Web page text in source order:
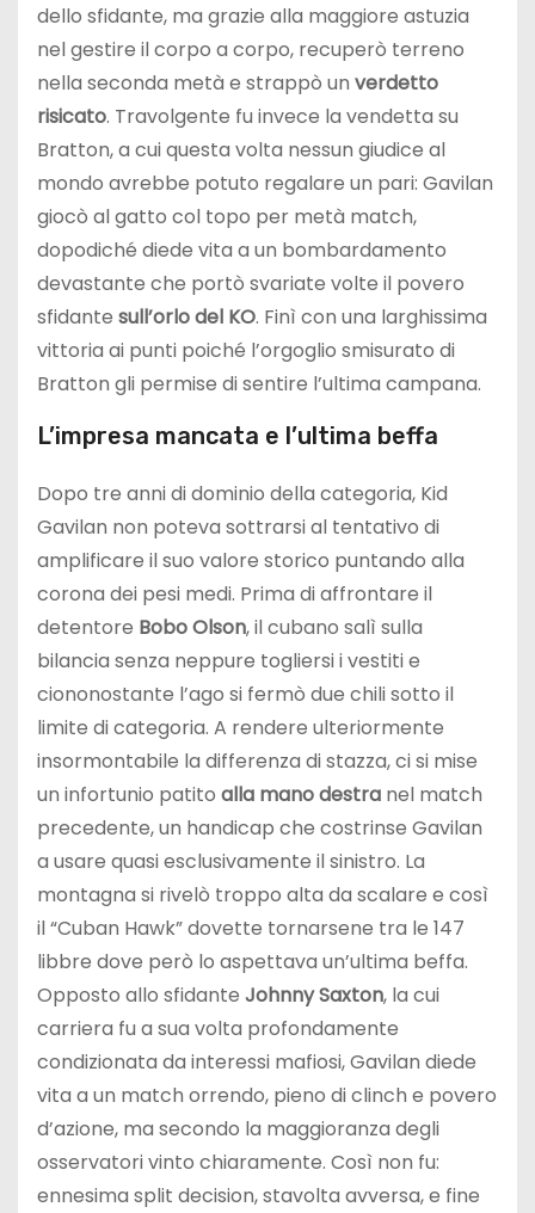
dello sfidante, ma grazie alla maggiore astuzia
nel gestire il corpo a corpo, recuperò terreno
nella seconda metà e strappò un verdetto
risicato. Travolgente fu invece la vendetta su
Bratton, a cui questa volta nessun giudice al
mondo avrebbe potuto regalare un pari: Gavilan
giocò al gatto col topo per metà match,
dopodiché diede vita a un bombardamento
devastante che portò svariate volte il povero
sfidante sull’orlo del KO. Finì con una larghissima
vittoria ai punti poiché l’orgoglio smisurato di
Bratton gli permise di sentire l’ultima campana.
L’impresa mancata e l’ultima beffa
Dopo tre anni di dominio della categoria, Kid
Gavilan non poteva sottrarsi al tentativo di
amplificare il suo valore storico puntando alla
corona dei pesi medi. Prima di affrontare il
detentore Bobo Olson, il cubano salì sulla
bilancia senza neppure togliersi i vestiti e
ciononostante l’ago si fermò due chili sotto il
limite di categoria. A rendere ulteriormente
insormontabile la differenza di stazza, ci si mise
un infortunio patito alla mano destra nel match
precedente, un handicap che costrinse Gavilan
a usare quasi esclusivamente il sinistro. La
montagna si rivelò troppo alta da scalare e così
il “Cuban Hawk” dovette tornarsene tra le 147
libbre dove però lo aspettava un’ultima beffa.
Opposto allo sfidante Johnny Saxton, la cui
carriera fu a sua volta profondamente
condizionata da interessi mafiosi, Gavilan diede
vita a un match orrendo, pieno di clinch e povero
d’azione, ma secondo la maggioranza degli
osservatori vinto chiaramente. Così non fu:
ennesima split decision, stavolta avversa, e fine